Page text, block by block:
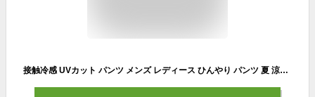
接触冷感 UVカット パンツ メンズ レディース ひんやり パンツ 夏 涼しい 涼感 冷感 パンツ イージーパンツ カーゴパンツ ストレッチ ボトムス 吸水速乾 撥水 チノパン 伸縮 テーパードパンツ ゴルフパンツ スポーツパンツ ズボン ウエストゴム